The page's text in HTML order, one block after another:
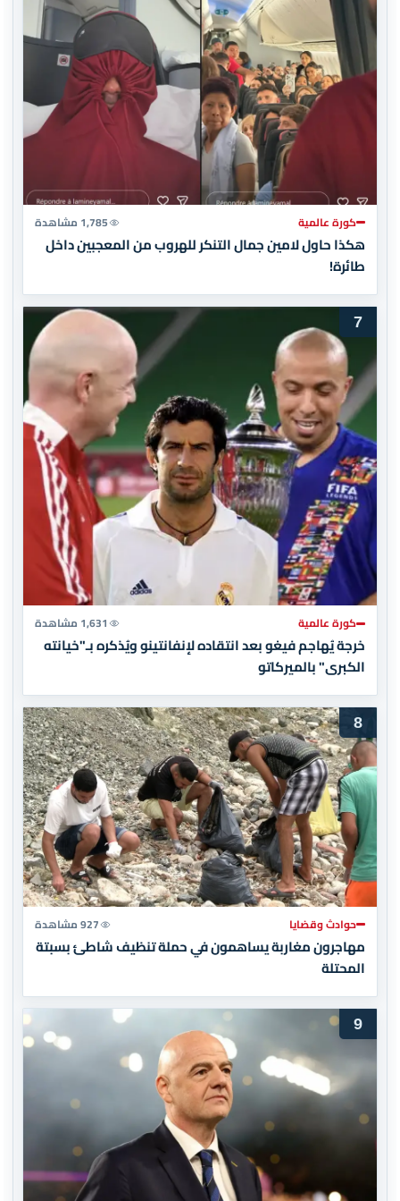
كورة عالمية 1,785 مشاهدة
هكذا حاول لامين جمال التنكر للهروب من المعجبين داخل
طائرة!
7
كورة عالمية 1,631 مشاهدة
خرجة يُهاجم فيغو بعد انتقاده لإنفانتينو ويُذكره بـ"خيانته
الكبرى" بالميركاتو
8
حوادث وقضايا 927 مشاهدة
مهاجرون مغاربة يساهمون في حملة تنظيف شاطئ بسبتة
المحتلة
9